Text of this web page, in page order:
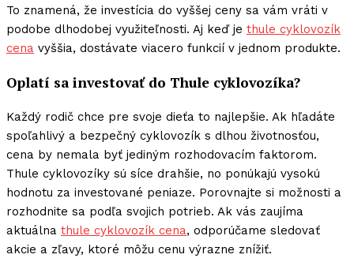
To znamená, že investícia do vyššej ceny sa vám vráti v
podobe dlhodobej využiteľnosti. Aj keď je thule cyklovozík
cena vyššia, dostávate viacero funkcií v jednom produkte.
Oplatí sa investovať do Thule cyklovozíka?
Každý rodič chce pre svoje dieťa to najlepšie. Ak hľadáte
spoľahlivý a bezpečný cyklovozík s dlhou životnosťou,
cena by nemala byť jediným rozhodovacím faktorom.
Thule cyklovozíky sú síce drahšie, no ponúkajú vysokú
hodnotu za investované peniaze. Porovnajte si možnosti a
rozhodnite sa podľa svojich potrieb. Ak vás zaujíma
aktuálna thule cyklovozík cena, odporúčame sledovať
akcie a zľavy, ktoré môžu cenu výrazne znížiť.